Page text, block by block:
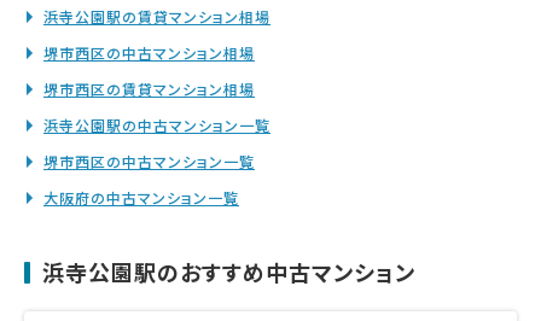
浜寺公園駅の賃貸マンション相場
堺市西区の中古マンション相場
堺市西区の賃貸マンション相場
浜寺公園駅の中古マンション一覧
堺市西区の中古マンション一覧
大阪府の中古マンション一覧
浜寺公園駅のおすすめ中古マンション